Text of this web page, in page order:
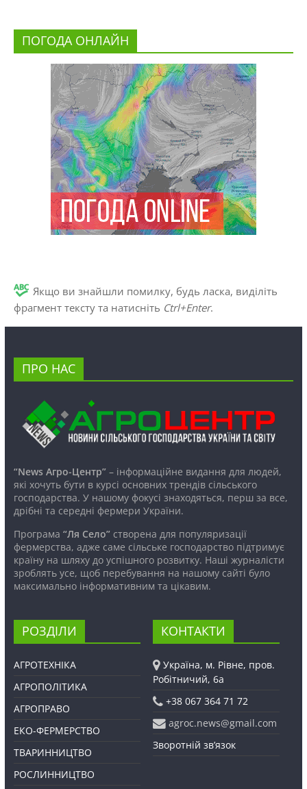
ПОГОДА ОНЛАЙН
Якщо ви знайшли помилку, будь ласка, виділіть
фрагмент тексту та натисніть Ctrl+Enter.
ПРО НАС
“News Агро-Центр”– інформаційне видання для людей,
які хочуть бути в курсі основних трендів сільського
господарства. У нашому фокусі знаходяться, перш за все,
дрібні та середні фермери України.
Програма “Ля Село”створена для популяризації
фермерства, адже саме сільське господарство підтримує
країну на шляху до успішного розвитку. Наші журналісти
зроблять усе, щоб перебування на нашому сайті було
максимально інформативним та цікавим.
РОЗДІЛИ
АГРОТЕХНІКА
АГРОПОЛІТИКА
АГРОПРАВО
ЕКО-ФЕРМЕРСТВО
ТВАРИННИЦТВО
РОСЛИННИЦТВО
КОНТАКТИ
Україна, м. Рівне, пров.
Робітничий, 6а
+38 067 364 71 72
agroc.news@gmail.com
Зворотній зв’язок